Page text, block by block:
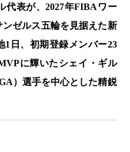
代表が、2027年FIBAワー
ゼルス五輪を見据えた新
1日、初期登録メンバー23
に輝いたシェイ・ギル
）選手を中心とした精鋭